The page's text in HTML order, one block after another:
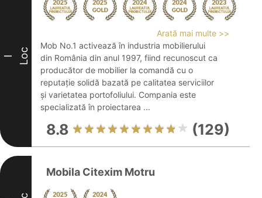
I Loc
Arată mai multe >>
Mob No.1 activează în industria mobilierului
din România din anul 1997, fiind recunoscut ca
producător de mobilier la comandă cu o
reputație solidă bazată pe calitatea serviciilor
și varietatea portofoliului. Compania este
specializată în proiectarea ...
8.8 (129)
Mobila Citexim Motru